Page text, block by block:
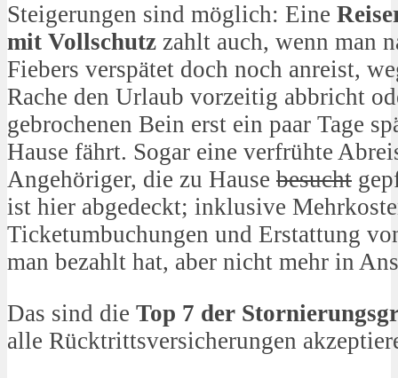
Steigerungen sind möglich: Eine
mit Vollschutz zahlt auch, wenn man
Fiebers verspätet doch noch anreist,
Rache den Urlaub vorzeitig abbricht
gebrochenen Bein erst ein paar Tage
Hause fährt. Sogar eine verfrühte
Angehöriger, die zu Hause besucht
ist hier abgedeckt; inklusive
Ticketumbuchungen und Erstattung
man bezahlt hat, aber nicht mehr in
Das sind die Top 7 der
alle Rücktrittsversicherungen